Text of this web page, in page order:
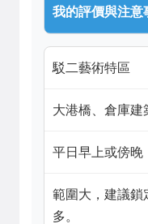
我的評價與注意
駁二藝術特區
大港橋、倉庫建
平日早上或傍晚
範圍大，建議鎖
多。